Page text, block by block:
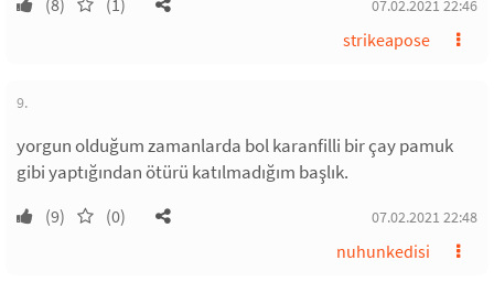
07.02.2021 22:46
strikeapose
9.
yorgun olduğum zamanlarda bol karanfilli bir çay pamuk
gibi yaptığından ötürü katılmadığım başlık.
(9) (0) 07.02.2021 22:48
nuhunkedisi